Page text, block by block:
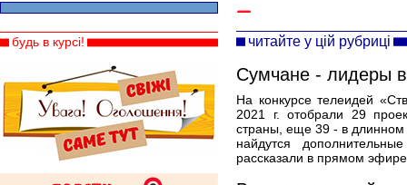
читайте у цій рубриці
Сумчане - лидеры
На конкурсе телеидей
2021 г. отобрали 29
страны, еще 39 - в длинном
найдутся
рассказали в прямом
будь в курсі!